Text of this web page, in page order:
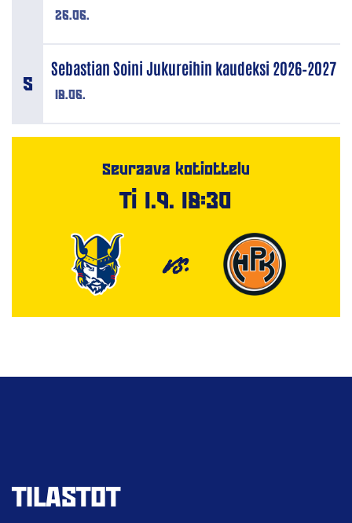
26.06.
18.06.
Sebastian Soini Jukureihin kaudeksi 2026–2027
Seuraava kotiottelu
Ti 1.9. 18:30
VS.
TILASTOT